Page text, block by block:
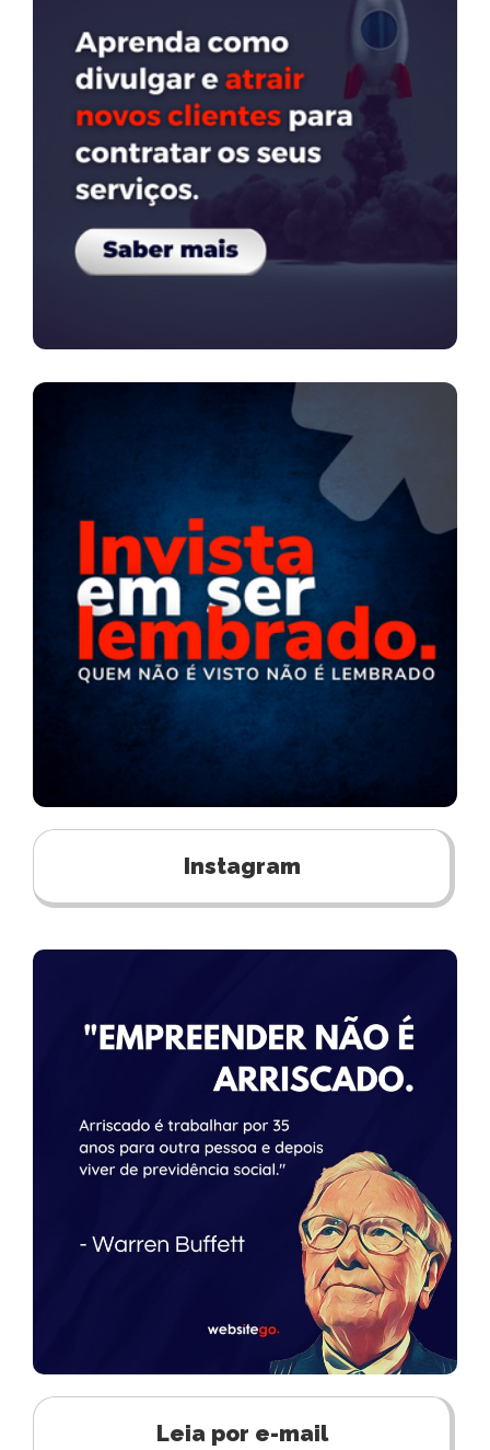
Instagram
Leia por e-mail